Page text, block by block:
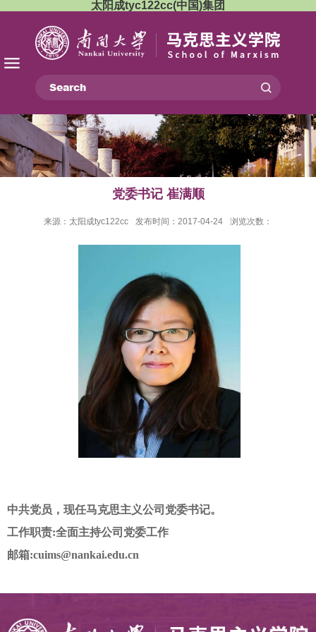
太阳成tyc122cc(中国)集团
党委书记 崔满顺
来源：太阳成tyc122cc 发布时间：2017-04-24 浏览次数：
中共党员，现任马克思主义公司党委书记。
工作职责:全面主持公司党委工作
邮箱:cuims@nankai.edu.cn